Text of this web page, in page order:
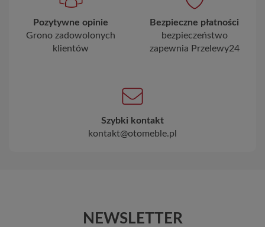
Pozytywne opinie
Grono zadowolonych
klientów
Bezpieczne płatności
bezpieczeństwo
zapewnia Przelewy24
Szybki kontakt
kontakt@otomeble.pl
NEWSLETTER